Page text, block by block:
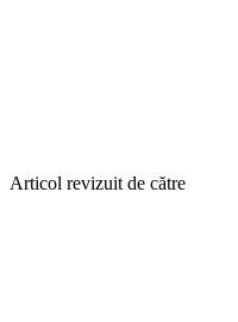
Articol revizuit de către